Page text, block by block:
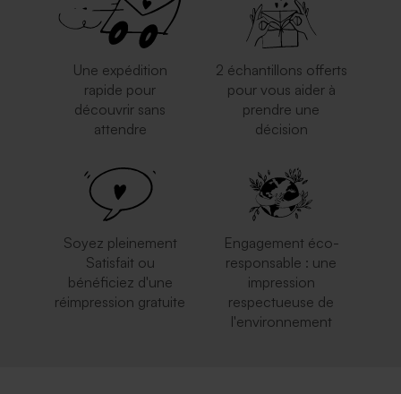
Une expédition
rapide pour
découvrir sans
attendre
2 échantillons offerts
pour vous aider à
prendre une
décision
Soyez pleinement
Satisfait ou
bénéficiez d'une
réimpression gratuite
Engagement éco-
responsable : une
impression
respectueuse de
l'environnement